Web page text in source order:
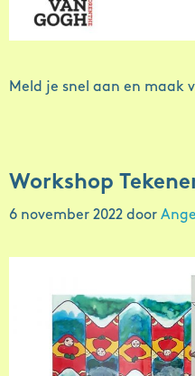
Meld je snel aan en maak
Workshop
6 november 2022 door